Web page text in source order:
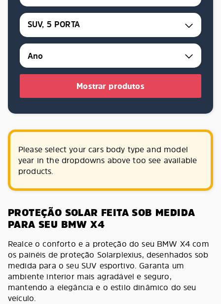
SUV, 5 PORTA
Mostrar produtos
Please select your cars body type and model
year in the dropdowns above too see available
products.
PROTEÇÃO SOLAR FEITA SOB MEDIDA
PARA SEU BMW X4
Realce o conforto e a proteção do seu BMW X4 com
os painéis de proteção Solarplexius, desenhados sob
medida para o seu SUV esportivo. Garanta um
ambiente interior mais agradável e seguro,
mantendo a elegância e o estilo dinâmico do seu
veículo.